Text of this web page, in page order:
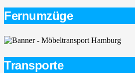
Fernumzüge
Transporte